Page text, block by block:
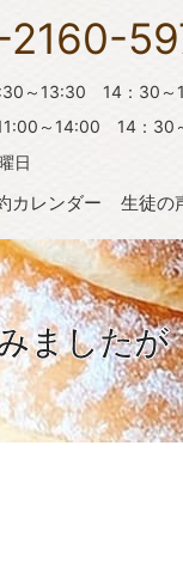
～13:30 14：30～
14：30～
日
カレンダー 生徒の
ましたが